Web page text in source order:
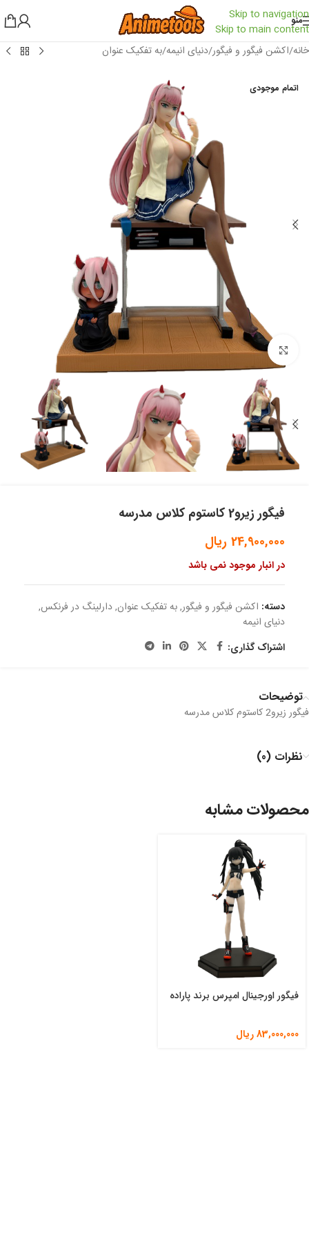
Skip to navigation
Skip to main content
منو
خانه/اکشن فیگور و فیگور/دنیای انیمه/به تفکیک عنوان
اتمام موجودی
بزرگنمایی تصویر
فیگور زیرو2 کاستوم کلاس مدرسه
24,900,000 ریال
در انبار موجود نمی باشد
دسته: اکشن فیگور و فیگور,به تفکیک عنوان,دارلینگ در فرنکس,
دنیای انیمه
اشتراک گذاری:
توضیحات
فیگور زیرو2 کاستوم کلاس مدرسه
نظرات (0)
محصولات مشابه
فیگور اورجینال امپرس برند پاراده
83,000,000ریال